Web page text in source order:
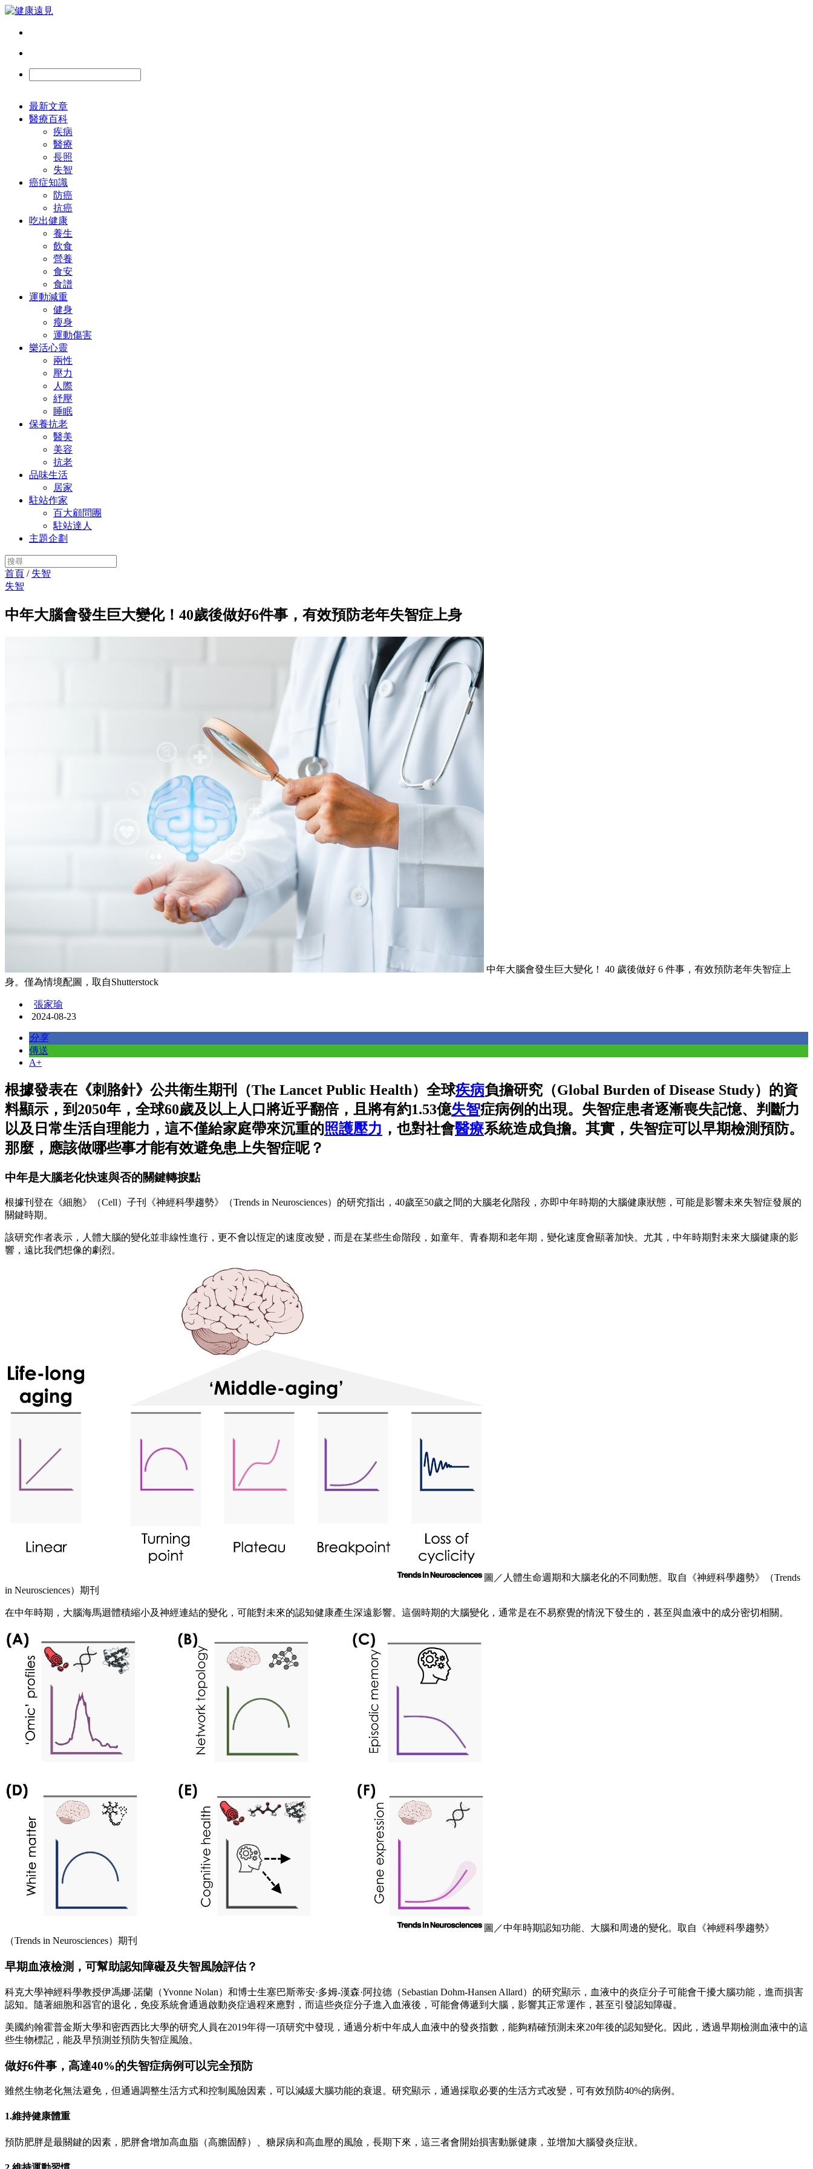
最新文章
醫療百科
疾病
醫療
長照
失智
癌症知識
防癌
抗癌
吃出健康
養生
飲食
營養
食安
食譜
運動減重
健身
瘦身
運動傷害
樂活心靈
兩性
壓力
人際
紓壓
睡眠
保養抗老
醫美
美容
抗老
品味生活
居家
駐站作家
百大顧問團
駐站達人
主題企劃
首頁 / 失智
失智
中年大腦會發生巨大變化！40歲後做好6件事，有效預防老年失智症上身
中年大腦會發生巨大變化！ 40 歲後做好 6 件事，有效預防老年失智症上
身。僅為情境配圖，取自Shutterstock
張家瑜
2024-08-23
分享
傳送
A+
根據發表在《刺胳針》公共衛生期刊（The Lancet Public Health）全球疾病負擔研究（Global Burden of Disease Study）的資
料顯示，到2050年，全球60歲及以上人口將近乎翻倍，且將有約1.53億失智症病例的出現。失智症患者逐漸喪失記憶、判斷力
以及日常生活自理能力，這不僅給家庭帶來沉重的照護壓力 ，也對社會醫療系統造成負擔。其實，失智症可以早期檢測預防。
那麼，應該做哪些事才能有效避免患上失智症呢？
中年是大腦老化快速與否的關鍵轉捩點
根據刊登在《細胞》（Cell）子刊《神經科學趨勢》（Trends in Neurosciences）的研究指出，40歲至50歲之間的大腦老化階段，亦即中年時期的大腦健康狀態，可能是影響未來失智症發展的
關鍵時期。
該研究作者表示，人體大腦的變化並非線性進行，更不會以恆定的速度改變，而是在某些生命階段，如童年、青春期和老年期，變化速度會顯著加快。尤其，中年時期對未來大腦健康的影
響，遠比我們想像的劇烈。
圖／人體生命週期和大腦老化的不同動態。取自《神經科學趨勢》（Trends
in Neurosciences）期刊
在中年時期，大腦海馬迴體積縮小及神經連結的變化，可能對未來的認知健康產生深遠影響。這個時期的大腦變化，通常是在不易察覺的情況下發生的，甚至與血液中的成分密切相關。
圖／中年時期認知功能、大腦和周邊的變化。取自《神經科學趨勢》
（Trends in Neurosciences）期刊
早期血液檢測，可幫助認知障礙及失智風險評估？
科克大學神經科學教授伊馮娜·諾蘭（Yvonne Nolan）和博士生塞巴斯蒂安·多姆-漢森·阿拉德（Sebastian Dohm-Hansen Allard）的研究顯示，血液中的炎症分子可能會干擾大腦功能，進而損害
認知。隨著細胞和器官的退化，免疫系統會通過啟動炎症過程來應對，而這些炎症分子進入血液後，可能會傳遞到大腦，影響其正常運作，甚至引發認知障礙。
美國約翰霍普金斯大學和密西西比大學的研究人員在2019年得一項研究中發現，通過分析中年成人血液中的發炎指數，能夠精確預測未來20年後的認知變化。因此，透過早期檢測血液中的這
些生物標記，能及早預測並預防失智症風險。
做好6件事，高達40%的失智症病例可以完全預防
雖然生物老化無法避免，但通過調整生活方式和控制風險因素，可以減緩大腦功能的衰退。研究顯示，通過採取必要的生活方式改變，可有效預防40%的病例。
1.維持健康體重
預防肥胖是最關鍵的因素，肥胖會增加高血脂（高膽固醇）、糖尿病和高血壓的風險，長期下來，這三者會開始損害動脈健康，並增加大腦發炎症狀。